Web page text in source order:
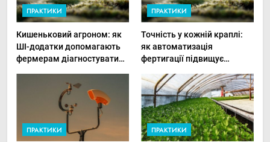
ПРАКТИКИ
Кишеньковий агроном: як
ШІ-додатки допомагають
фермерам діагностувати
ПРАКТИКИ
Точність у кожній краплі:
як автоматизація
фертигації підвищує
ПРАКТИКИ ПРАКТИКИ